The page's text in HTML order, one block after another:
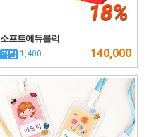
18%
소프트에듀블럭
1,400 140,000